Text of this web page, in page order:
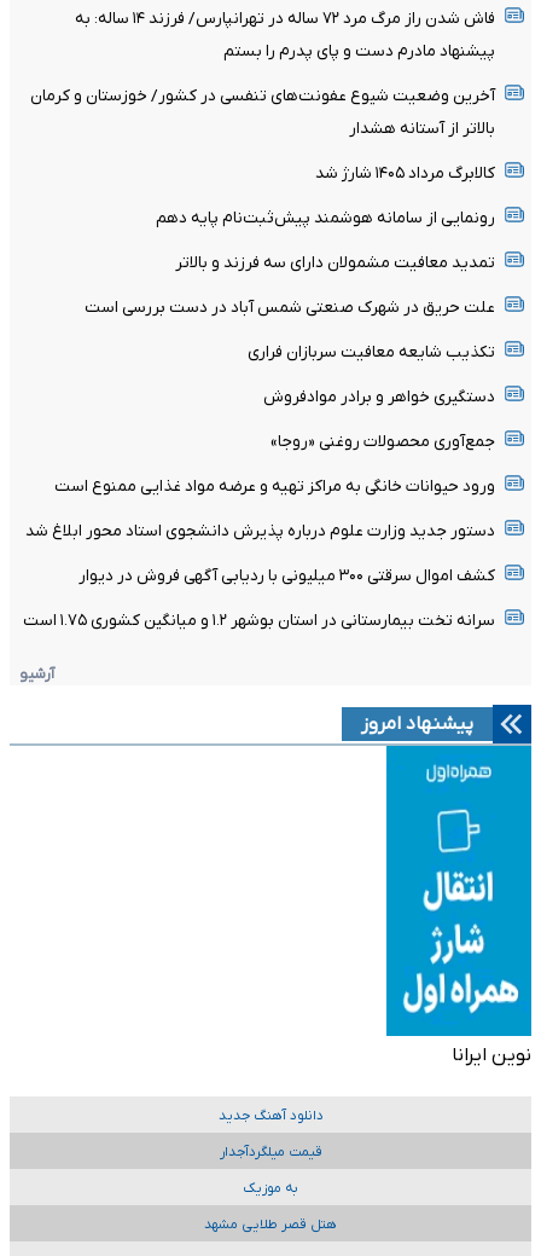
فاش شدن راز مرگ مرد ۷۲ ساله در تهرانپارس/ فرزند ۱۴ ساله: به
پیشنهاد مادرم دست و پای پدرم را بستم
آخرین وضعیت شیوع عفونت‌های تنفسی در کشور/ خوزستان و کرمان
بالاتر از آستانه هشدار
کالابرگ مرداد ۱۴۰۵ شارژ شد
رونمایی از سامانه هوشمند پیش‌ثبت‌نام پایه دهم
تمدید معافیت مشمولان دارای سه فرزند و بالا‌تر
علت حریق در شهرک صنعتی شمس آباد در دست بررسی است
تکذیب شایعه معافیت سربازان فراری
دستگیری خواهر و برادر موادفروش
جمع‌آوری محصولات روغنی «روجا»
ورود حیوانات خانگی به مراکز تهیه و عرضه مواد غذایی ممنوع است
دستور جدید وزارت علوم درباره پذیرش دانشجوی استاد محور ابلاغ شد
کشف اموال سرقتی ۳۰۰ میلیونی با ردیابی آگهی فروش در دیوار
سرانه تخت بیمارستانی در استان بوشهر ۱.۲ و میانگین کشوری ۱.۷۵ است
آرشیو
پیشنهاد امروز
نوین ایرانا
دانلود آهنگ جدید
قیمت میلگردآجدار
به موزیک
هتل قصر طلایی مشهد